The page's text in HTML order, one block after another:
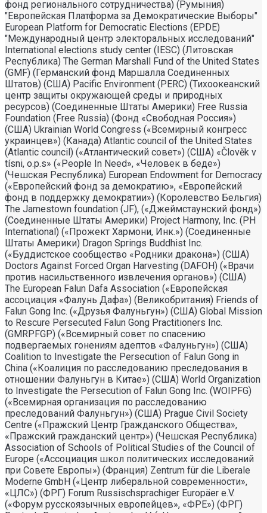
фонд регионального сотрудничества) (Румыния)
"Европейская Платформа за Демократические Выборы"
European Platform for Democratic Elections (EPDE)
"Международный центр электоральных исследований"
International elections study center (IESC) (Литовская
Республика) The German Marshall Fund of the United States
(GMF) (Германский фонд Маршалла Соединенных
Штатов) (США) Pacific Environment (PERC) (Тихоокеанский
центр защиты окружающей среды и природных
ресурсов) (Соединенные Штаты Америки) Free Russia
Foundation (Free Russia) (Фонд «Свободная Россия»)
(США) Ukrainian World Congress («Всемирный конгресс
украинцев») (Канада) Atlantic council of the United States
(Atlantic council) («Атлантический совет») (США) «Člověk v
tísni, o.p.s» («People In Need», «Человек в беде»)
(Чешская Республика) European Endowment for Democracy
(«Европейский фонд за демократию», «Европейский
фонд в поддержку демократии») (Королевство Бельгия)
The Jamestown foundation (JF), («Джеймстаунский фонд»)
(Соединенные Штаты Америки) Project Harmony, Inc. (PH
International) («Прожект Хармони, Инк.») (Соединенные
Штаты Америки) Dragon Springs Buddhist Inc.
(«Буддистское сообщество «Родники дракона») (США)
Doctors Against Forced Organ Harvesting (DAFOH) («Врачи
против насильственного извлечения органов») (США)
The European Falun Dafa Association («Европейская
ассоциация «Фалунь Дафа») (Великобритания) Friends of
Falun Gong Inc. («Друзья Фалуньгун») (США) Global Mission
to Rescure Persecuted Falun Gong Practitioners Inc.
(GMRPFGP) («Всемирный совет по спасению
подвергаемых гонениям адептов «Фалуньгун») (США)
Coalition to Investigate the Persecution of Falun Gong in
China («Коалиция по расследованию преследования в
отношении Фалуньгун в Китае») (США) World Organization
to Investigate the Persecution of Falun Gong Inc. (WOIPFG)
(«Всемирная организация по расследованию
преследований Фалуньгун») (США) Prague Civil Society
Centre («Пражский Центр Гражданского Общества»,
«Пражский гражданский центр») (Чешская Республика)
Association of Schools of Political Studies of the Council of
Europe («Ассоциация школ политических исследований
при Совете Европы») (Франция) Zentrum für die Liberale
Moderne GmbH («Центр либеральной современности»,
«ЦЛС») (ФРГ) Forum Russischsprachiger Europäer e.V.
(«Форум русскоязычных европейцев», «ФРЕ») (ФРГ)